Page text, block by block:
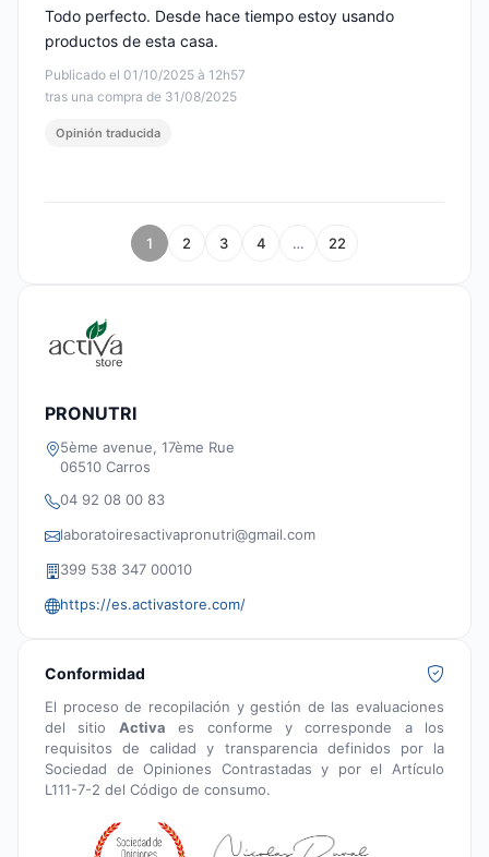
Publicado el 01/10/2025 à 12h57
tras una compra de 31/08/2025
Todo perfecto. Desde hace tiempo estoy usando
productos de esta casa.
Opinión traducida
1 2 3 4 … 22
PRONUTRI
5ème avenue, 17ème Rue
06510 Carros
04 92 08 00 83
laboratoiresactivapronutri@gmail.com
399 538 347 00010
https://es.activastore.com/
Conformidad
El proceso de recopilación y gestión de las evaluaciones
del sitio Activa es conforme y corresponde a los
requisitos de calidad y transparencia definidos por la
Sociedad de Opiniones Contrastadas y por el Artículo
L111-7-2 del Código de consumo.